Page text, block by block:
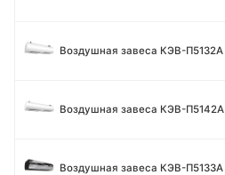
Воздушная завеса КЭВ-П5132А
Воздушная завеса КЭВ-П5142А
Воздушная завеса КЭВ-П5133A